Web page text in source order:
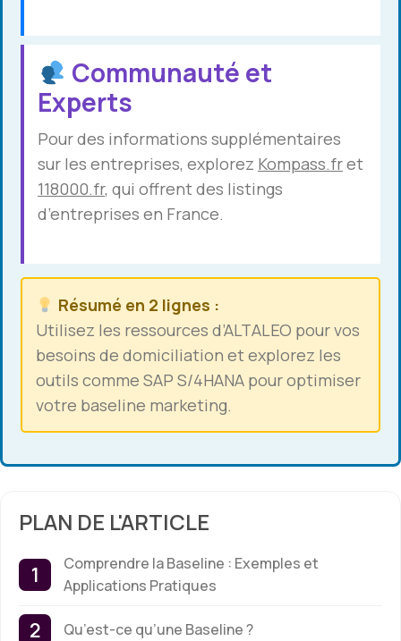
Communauté et
Experts
Pour des informations supplémentaires
sur les entreprises, explorez Kompass.fret
118000.fr, qui offrent des listings
d’entreprises en France.
Résumé en 2 lignes :
Utilisez les ressources d’ALTALEO pour vos
besoins de domiciliation et explorez les
outils comme SAP S/4HANA pour optimiser
votre baseline marketing.
PLAN DE L'ARTICLE
Comprendre la Baseline : Exemples et
Applications Pratiques
Qu’est-ce qu’une Baseline ?